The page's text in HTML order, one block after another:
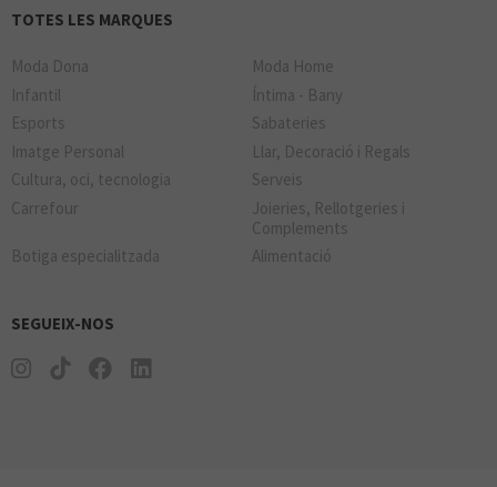
TOTES LES MARQUES
Moda Dona
Moda Home
Infantil
Íntima - Bany
Esports
Sabateries
Imatge Personal
Llar, Decoració i Regals
Cultura, oci, tecnologia
Serveis
Carrefour
Joieries, Rellotgeries i
Complements
Botiga especialitzada
Alimentació
SEGUEIX-NOS